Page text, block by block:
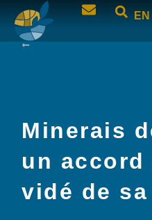
EN
Minerais
un accord
vidé de